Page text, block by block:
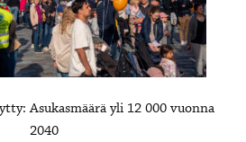
Asukasmäärä yli 12 000 vuonna
2040